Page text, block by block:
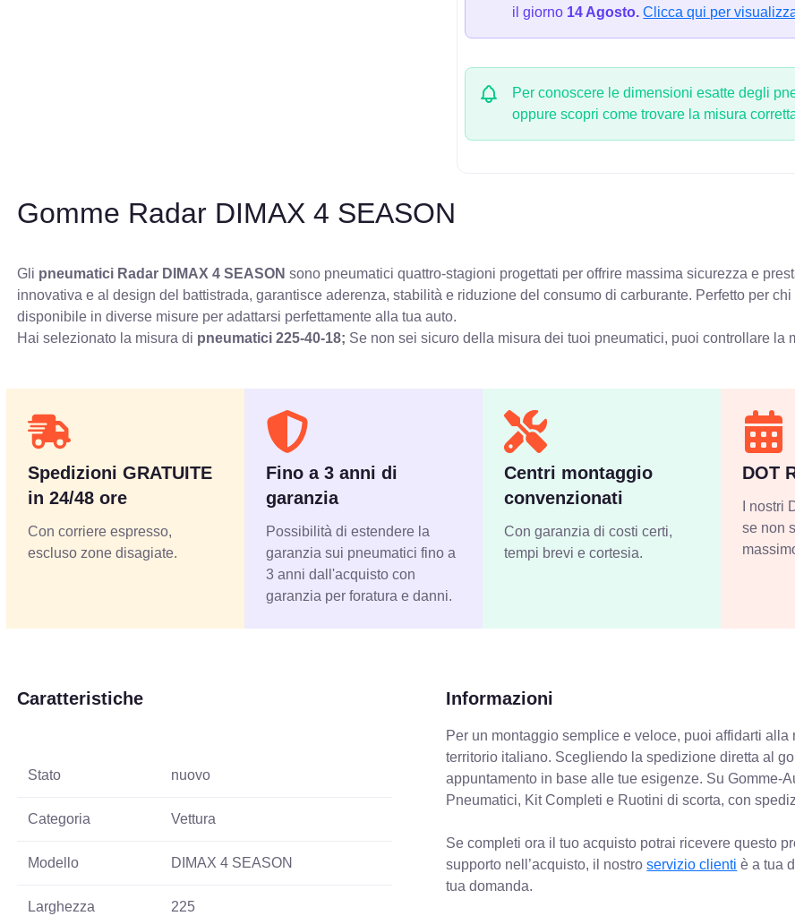
il giorno 14 Agosto. Clicca qui per
Per conoscere le dimensioni esatte degli
oppure scopri come trovare la misura
Gomme Radar DIMAX 4 SEASON
Gli pneumatici Radar DIMAX 4 SEASON sono pneumatici quattro-stagioni progettati per offrire massima sicurezza e
innovativa e al design del battistrada, garantisce aderenza, stabilità e riduzione del consumo di carburante. Perfetto per
disponibile in diverse misure per adattarsi perfettamente alla tua auto.
Hai selezionato la misura di pneumatici225-40-18; Se non sei sicuro della misura dei tuoi pneumatici, puoi controllare la
Spedizioni GRATUITE
in 24/48 ore
Con corriere espresso,
escluso zone disagiate.
Fino a 3 anni di
garanzia
Possibilità di estendere la
garanzia sui pneumatici fino a
3 anni dall'acquisto con
garanzia per foratura e danni.
Centri montaggio
convenzionati
Con garanzia di costi certi,
tempi brevi e cortesia.
DOT
I nostri
se non
Caratteristiche
Stato nuovo
Categoria Vettura
Modello DIMAX 4 SEASON
Larghezza 225
Informazioni
Per un montaggio semplice e veloce, puoi affidarti alla
territorio italiano. Scegliendo la spedizione diretta al
appuntamento in base alle tue esigenze. Su Gomme-
Pneumatici, Kit Completi e Ruotini di scorta, con
Se completi ora il tuo acquisto potrai ricevere questo
supporto nell’acquisto, il nostroservizio clienti è a tua
tua domanda.